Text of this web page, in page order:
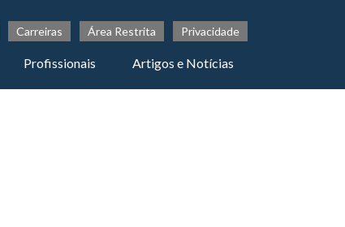
Carreiras Área Restrita Privacidade
Profissionais Artigos e Notícias